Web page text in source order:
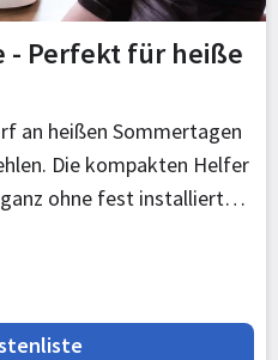
- Perfekt für heiße
an heißen Sommertagen
Die kompakten Helfer
ohne fest installierte
von selbst.